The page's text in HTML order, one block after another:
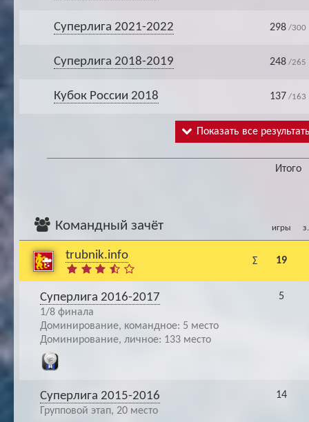
Суперлига 2021-2022 298 /300
Суперлига 2018-2019 248 /265
Кубок России 2018 137 /163
Показать все
Итого
Командный зачёт игры
trubnik.info Σ 19
Суперлига 2016-2017
1/8 финала
Доминирование, командное: 5 место
Доминирование, личное: 133 место
5
Суперлига 2015-2016
Групповой этап, 20 место
14